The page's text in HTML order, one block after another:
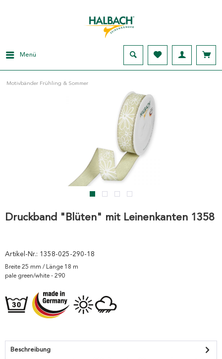
Menü
Motivbänder Frühling & Sommer
Druckband "Blüten" mit Leinenkanten 1358
Artikel-Nr.: 1358-025-290-18
Breite 25 mm / Länge 18 m
pale green/white - 290
Beschreibung